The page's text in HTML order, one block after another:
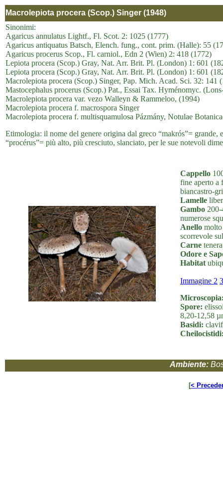
Macrolepiota procera (Scop.) Singer (1948)
Sinonimi:
Agaricus annulatus Lightf., Fl. Scot. 2: 1025 (1777)
Agaricus antiquatus Batsch, Elench. fung., cont. prim. (Halle): 55
Agaricus procerus Scop., Fl. carniol., Edn 2 (Wien) 2: 418 (1772)
Lepiota procera (Scop.) Gray, Nat. Arr. Brit. Pl. (London) 1: 601
Lepiota procera (Scop.) Gray, Nat. Arr. Brit. Pl. (London) 1: 601
Macrolepiota procera (Scop.) Singer, Pap. Mich. Acad. Sci. 32: 141
Mastocephalus procerus (Scop.) Pat., Essai Tax. Hyménomyc.
Macrolepiota procera var. vezo Walleyn & Rammeloo, (1994)
Macrolepiota procera f. macrospora Singer
Macrolepiota procera f. multisquamulosa Pázmány, Notulae
Etimologia: il nome del genere origina dal greco “makrós”=
“procérus”= più alto, più cresciuto, slanciato, per le sue notevoli
Cappello
fine aperto a
biancastro-
Lamelle
Gambo
numerose
Anello molto
scorrevole
Carne
Odore e
Habitat
Immagine 2 3
Spore:
8,20-12,58
Basidi:
Ambiente:
[<